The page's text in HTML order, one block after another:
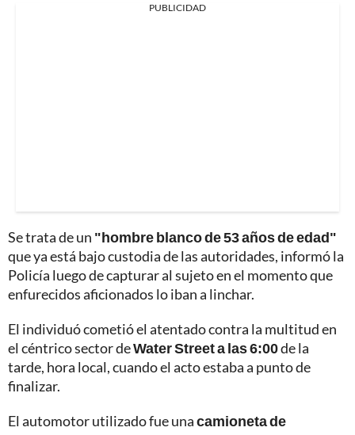
PUBLICIDAD
Se trata de un "hombre blanco de 53 años de edad"
que ya está bajo custodia de las autoridades, informó la
Policía luego de capturar al sujeto en el momento que
enfurecidos aficionados lo iban a linchar.
El individuó cometió el atentado contra la multitud en
el céntrico sector deWater Street a las 6:00de la
tarde, hora local, cuando el acto estaba a punto de
finalizar.
El automotor utilizado fue unacamioneta de